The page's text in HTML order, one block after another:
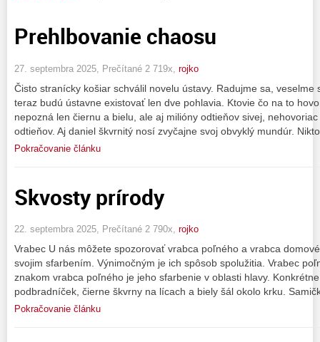
Prehlbovanie chaosu
27. septembra 2025, Prečítané 2 719x, rojko
Čisto stranícky košiar schválil novelu ústavy. Radujme sa,
teraz budú ústavne existovať len dve pohlavia. Ktovie čo na to
nepozná len čiernu a bielu, ale aj milióny odtieňov sivej,
odtieňov. Aj daniel škvrnitý nosí zvyčajne svoj obvyklý mundúr.
Pokračovanie článku
Skvosty prírody
22. septembra 2025, Prečítané 2 790x, rojko
Vrabec U nás môžete spozorovať vrabca poľného a vrabca
svojim sfarbením. Výnimočným je ich spôsob spolužitia. Vrabec
znakom vrabca poľného je jeho sfarbenie v oblasti hlavy.
podbradníček, čierne škvrny na lícach a biely šál okolo krku.
Pokračovanie článku